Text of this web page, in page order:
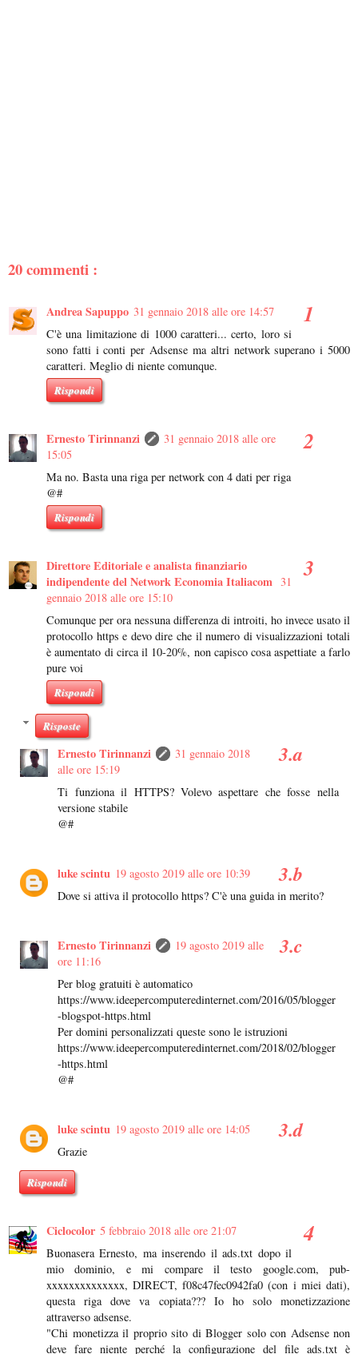
20 commenti :
Andrea Sapuppo 31 gennaio 2018 alle ore 14:57
C'è una limitazione di 1000 caratteri... certo, loro si
sono fatti i conti per Adsense ma altri network superano i 5000
caratteri. Meglio di niente comunque.
Rispondi
Ernesto Tirinnanzi
31 gennaio 2018 alle ore
15:05
Ma no. Basta una riga per network con 4 dati per riga
@#
Rispondi
Direttore Editoriale e analista finanziario
indipendente del Network Economia Italiacom 31
gennaio 2018 alle ore 15:10
Comunque per ora nessuna differenza di introiti, ho invece usato il
protocollo https e devo dire che il numero di visualizzazioni totali
è aumentato di circa il 10-20%, non capisco cosa aspettiate a farlo
pure voi
Rispondi
Risposte
Ernesto Tirinnanzi
31 gennaio 2018
alle ore 15:19
Ti funziona il HTTPS? Volevo aspettare che fosse nella
versione stabile
@#
luke scintu 19 agosto 2019 alle ore 10:39
Dove si attiva il protocollo https? C'è una guida in merito?
Ernesto Tirinnanzi
19 agosto 2019 alle
ore 11:16
Per blog gratuiti è automatico
https://www.ideepercomputeredinternet.com/2016/05/blogger
-blogspot-https.html
Per domini personalizzati queste sono le istruzioni
https://www.ideepercomputeredinternet.com/2018/02/blogger
-https.html
@#
luke scintu 19 agosto 2019 alle ore 14:05
Grazie
Rispondi
Ciclocolor 5 febbraio 2018 alle ore 21:07
Buonasera Ernesto, ma inserendo il ads.txt dopo il
mio dominio, e mi compare il testo google.com, pub-
xxxxxxxxxxxxxx, DIRECT, f08c47fec0942fa0 (con i miei dati),
questa riga dove va copiata??? Io ho solo monetizzazione
attraverso adsense.
"Chi monetizza il proprio sito di Blogger solo con Adsense non
deve fare niente perché la configurazione del file ads.txt è